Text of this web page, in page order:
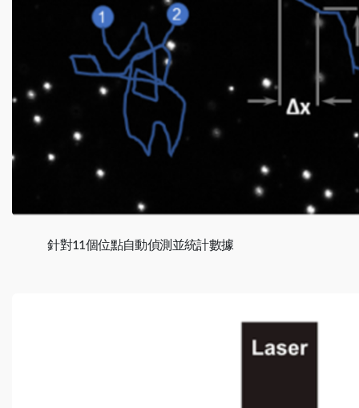
針對11個位點自動偵測並統計數據